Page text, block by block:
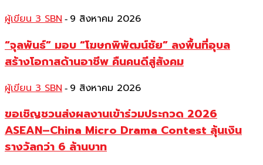
ผู้เขียน 3 SBN - 9 สิงหาคม 2026
“จุลพันธ์” มอบ “โฆษกพิพัฒน์ชัย” ลงพื้นที่อุบล
สร้างโอกาสด้านอาชีพ คืนคนดีสู่สังคม
ผู้เขียน 3 SBN - 9 สิงหาคม 2026
ขอเชิญชวนส่งผลงานเข้าร่วมประกวด 2026
ASEAN–China Micro Drama Contest ลุ้นเงิน
รางวัลกว่า 6 ล้านบาท